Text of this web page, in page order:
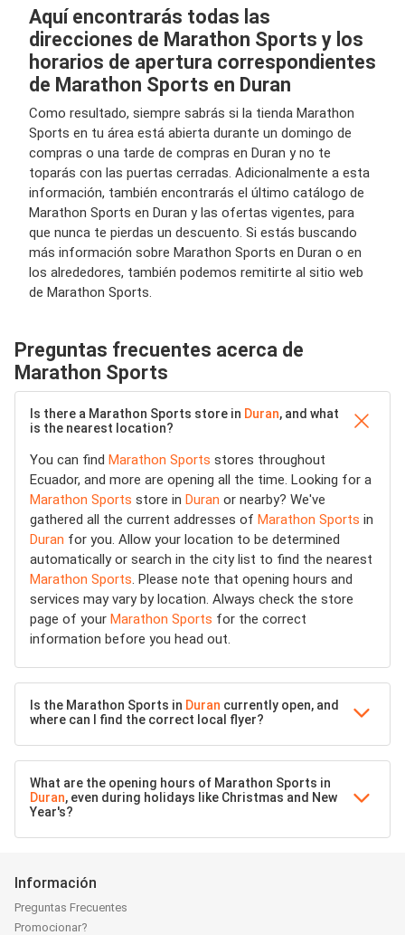
Aquí encontrarás todas las
direcciones de Marathon Sports y los
horarios de apertura correspondientes
de Marathon Sports en Duran
Como resultado, siempre sabrás si la tienda Marathon
Sports en tu área está abierta durante un domingo de
compras o una tarde de compras en Duran y no te
toparás con las puertas cerradas. Adicionalmente a esta
información, también encontrarás el último catálogo de
Marathon Sports en Duran y las ofertas vigentes, para
que nunca te pierdas un descuento. Si estás buscando
más información sobre Marathon Sports en Duran o en
los alrededores, también podemos remitirte al sitio web
de Marathon Sports.
Preguntas frecuentes acerca de
Marathon Sports
Is there a Marathon Sports store in Duran, and what
is the nearest location?
You can find Marathon Sports stores throughout
Ecuador, and more are opening all the time. Looking for a
Marathon Sports store in Duran or nearby? We've
gathered all the current addresses of Marathon Sports in
Duran for you. Allow your location to be determined
automatically or search in the city list to find the nearest
Marathon Sports. Please note that opening hours and
services may vary by location. Always check the store
page of your Marathon Sports for the correct
information before you head out.
Is the Marathon Sports in Duran currently open, and
where can I find the correct local flyer?
What are the opening hours of Marathon Sports in
Duran, even during holidays like Christmas and New
Year's?
Información
Preguntas Frecuentes
Promocionar?